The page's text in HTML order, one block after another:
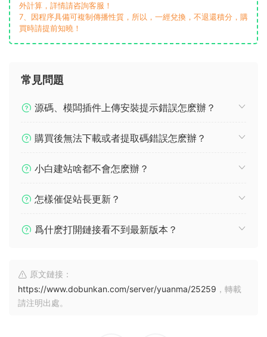
外計算，詳情請咨詢客服！
7、因程序具備可複制傳播性質，所以，一經兌換，不退還積分，購
買時請提前知曉！
常見問題
源碼、模闆插件上傳安裝提示錯誤怎麽辦？
購買後無法下載或者提取碼錯誤怎麽辦？
小白建站啥都不會怎麽辦？
怎樣催促站長更新？
爲什麽打開鏈接看不到最新版本？
原文鏈接：
https://www.dobunkan.com/server/yuanma/25259 ，轉載
請注明出處。